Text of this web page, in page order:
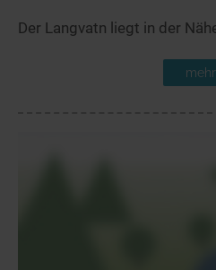
Der Langvatn liegt in der
mehr